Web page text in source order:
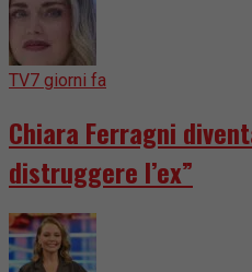
TV7 giorni fa
Chiara Ferragni
distruggere l’ex”